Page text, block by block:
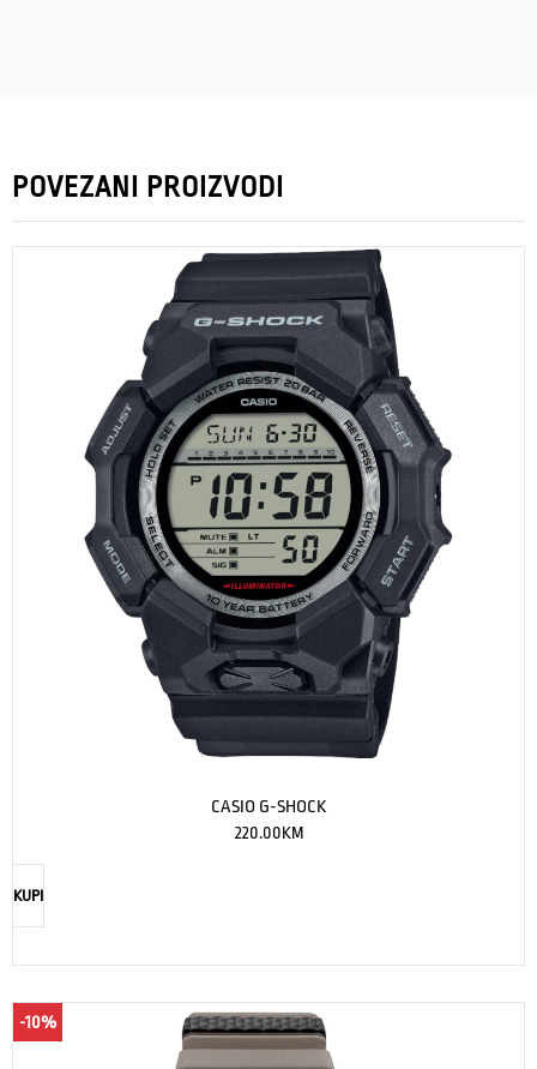
POVEZANI PROIZVODI
CASIO G-SHOCK
220.00KM
KUPI
-10%